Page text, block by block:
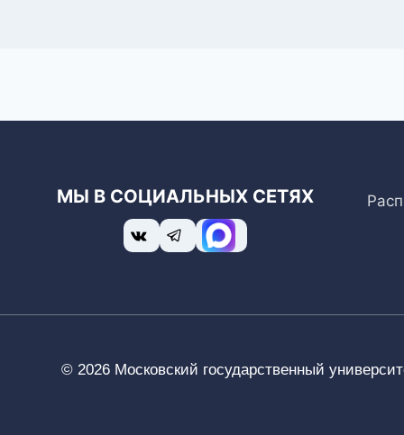
МЫ В СОЦИАЛЬНЫХ СЕТЯХ
© 2026 Московский государственный